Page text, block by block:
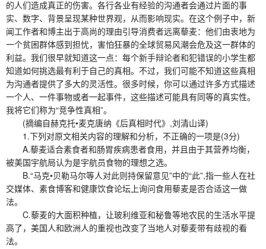
的人们造成真正的伤害。各行各业有经验的沟通者会通过片面的事
实、数字、背景呈现某种世界观，从而影响现实。在这个例子中，新
闻工作者和博主出于高尚的理由引导消费者远离藜麦：他们由衷地为
一个贫困群体感到担忧，害怕狂暴的全球贸易风潮会危及这一群体的
利益。我们很早就知道这一点：每个新手辩论者和犯错误的小学生都
知道如何挑选最有利于自己的真相。不过，我们可能不知道这些真相
为沟通者提供了多大的灵活性。很多时候，你可以通过许多方式描述
一个人、一件事物或者一起事件，这些描述可能具有同等的真实性。
我将它们称为“竞争性真相”。
(摘编自赫克托•麦克唐纳《后真相时代》,刘清山译)
1.下列对原文相关内容的理解和分析，不正确的一项是(3分)
A.藜麦适合素食者和肠胃疾病患者食用，并且由于其营养均衡，
被美国宇航局认为是宇航员食物的理想之选。
B.“马克•贝勒马尔等人对此则持保留意见”中的“此”,指一些人在社
交媒体、素食博客和健康饮食论坛上询问食用藜麦是否合适这一做
法。
C.藜麦的大面积种植，让玻利维亚和秘鲁等地农民的生活水平提
高了，美国人和欧洲人的重视也改变了当地人对藜麦带有歧视的看
法。